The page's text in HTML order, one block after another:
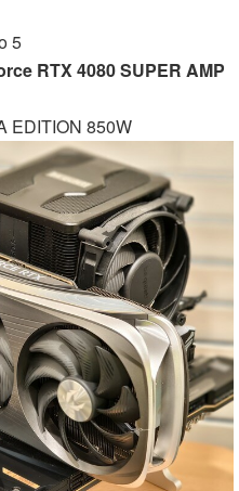
5
RTX 4080 SUPER AMP
EDITION 850W